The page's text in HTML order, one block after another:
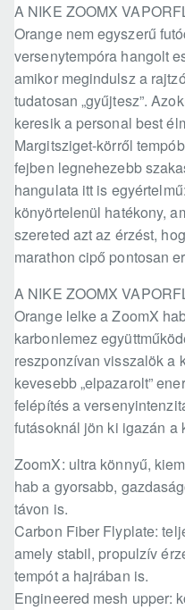
A NIKE ZOOMX
Orange nem egyszerű
versenytempóra hangolt
amikor megindulsz a
tudatosan „gyűjtesz”.
keresik a personal best
Margitsziget-körről
fejben legnehezebb
hangulata itt is
könyörtelenül hatékony,
szereted azt az érzést,
marathon cipő pontosan
A NIKE ZOOMX
Orange lelke a ZoomX
karbonlemez
reszponzívan visszalök a
kevesebb „elpazarolt”
felépítés a
futásoknál jön ki igazán a
ZoomX: ultra könnyű,
hab a gyorsabb,
távon is.
Carbon Fiber Flyplate:
amely stabil, propulzív
tempót a hajrában is.
Engineered mesh upper: